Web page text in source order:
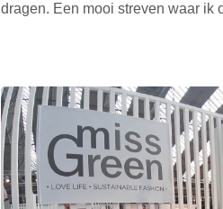
dragen. Een mooi streven waar ik